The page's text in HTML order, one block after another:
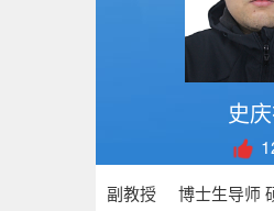
史
副教授 博士生导师